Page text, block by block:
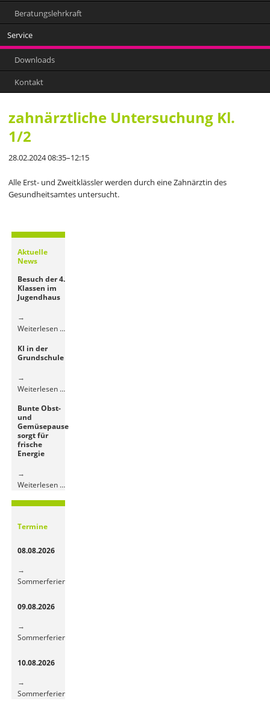
Beratungslehrkraft
Service
Downloads
Kontakt
zahnärztliche Untersuchung Kl.
1/2
28.02.2024 08:35–12:15
Alle Erst- und Zweitklässler werden durch eine Zahnärztin des
Gesundheitsamtes untersucht.
Aktuelle
News
Besuch der 4.
Klassen im
Jugendhaus
Weiterlesen …Besuch
KI in der
Grundschule
Weiterlesen …KI
Bunte Obst-
und
Gemüsepause
sorgt für
frische
Energie
Weiterlesen …Bunte
und
Termine
08.08.2026
Sommerferien
09.08.2026
Sommerferien
10.08.2026
Sommerferien